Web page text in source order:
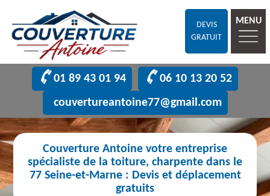
DEVIS
GRATUIT
MENU
01 89 43 01 94
06 10 13 20 52
couvertureantoine77@gmail.com
Couverture Antoine votre entreprise
spécialiste de la toiture, charpente dans le
77 Seine-et-Marne : Devis et déplacement
gratuits